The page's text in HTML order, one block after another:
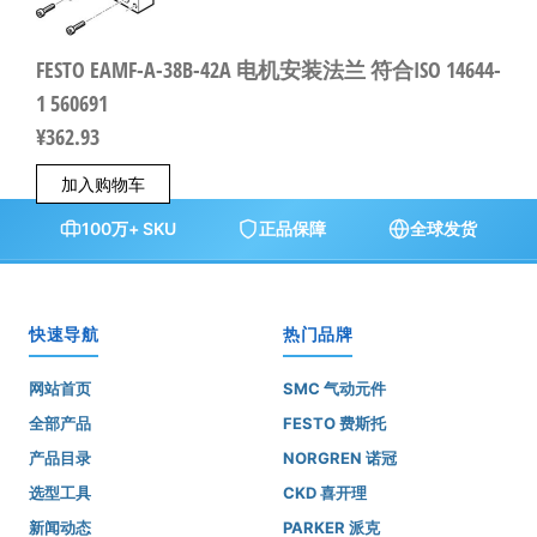
FESTO EAMF-A-38B-42A 电机安装法兰 符合ISO 14644-
1 560691
¥362.93
加入购物车
100万+ SKU 正品保障 全球发货
快速导航
网站首页
全部产品
产品目录
选型工具
新闻动态
热门品牌
SMC 气动元件
FESTO 费斯托
NORGREN 诺冠
CKD 喜开理
PARKER 派克